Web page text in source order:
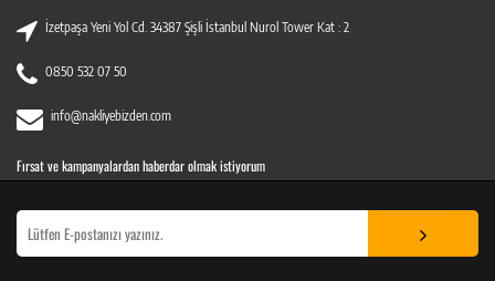
İzetpaşa Yeni Yol Cd. 34387 Şişli İstanbul Nurol Tower Kat : 2
0850 532 07 50
info@nakliyebizden.com
Fırsat ve kampanyalardan haberdar olmak istiyorum